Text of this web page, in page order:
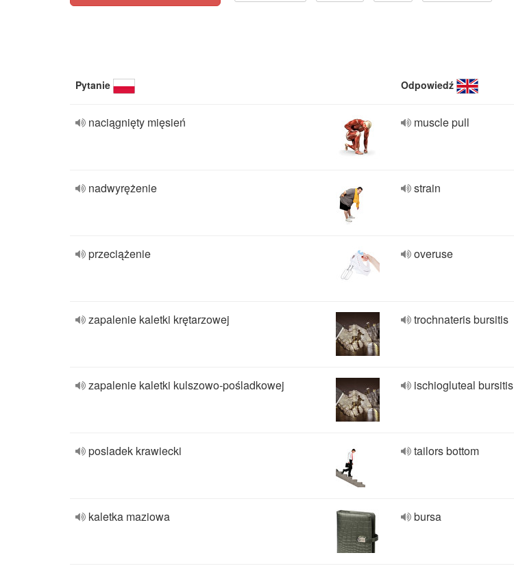
Pytanie Odpowiedź
naciągnięty mięsień muscle pull
nadwyrężenie strain
przeciążenie overuse
zapalenie kaletki krętarzowej trochnateris bursitis
zapalenie kaletki kulszowo-pośladkowej ischiogluteal bursitis
posladek krawiecki tailors bottom
kaletka maziowa bursa